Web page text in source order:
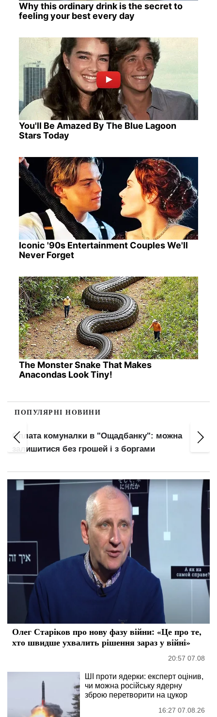
Why this ordinary drink is the secret to
feeling your best every day
You'll Be Amazed By The Blue Lagoon
Stars Today
Iconic '90s Entertainment Couples We'll
Never Forget
The Monster Snake That Makes
Anacondas Look Tiny!
ПОПУЛЯРНІ НОВИНИ
можна
боргами
Правила виплати
головний нюанс для
Олег Старіков про нову фазу війни: «Це про те,
хто швидше ухвалить рішення зараз у війні»
20:57 07.08
ШІ проти ядерки: експерт оцінив,
чи можна російську ядерну
зброю перетворити на цукор
16:27 07.08.26